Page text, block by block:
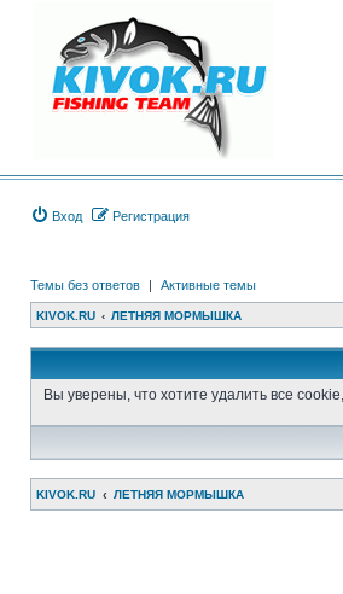
Вход Регистрация
Темы без ответов | Активные темы
KIVOK.RU ЛЕТНЯЯ МОРМЫШКА
Вы уверены, что хотите удалить все
KIVOK.RU ЛЕТНЯЯ МОРМЫШКА